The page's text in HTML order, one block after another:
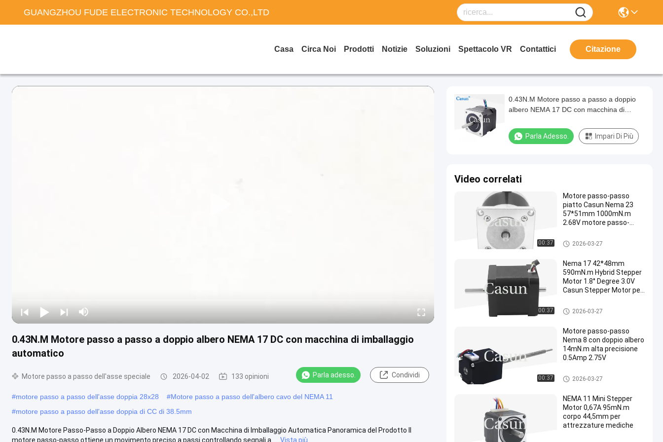
GUANGZHOU FUDE ELECTRONIC TECHNOLOGY CO.,LTD
Casa Circa Noi Prodotti Notizie Soluzioni Spettacolo VR Contattici Citazione
0.43N.M Motore passo a passo a doppio albero NEMA 17 DC con macchina di imballaggio
automatico
Motore passo a passo dell'asse speciale 2026-04-02 133 opinioni Parla adesso. Condividi
#motore passo a passo dell'asse doppia 28x28 #Motore passo a passo dell'albero cavo del NEMA 11
#motore passo a passo dell'asse doppia di CC di 38.5mm
0.43N.M Motore Passo-Passo a Doppio Albero NEMA 17 DC con Macchina di Imballaggio Automatica Panoramica del Prodotto Il
motore passo-passo ottiene un movimento preciso a passi controllando segnali a ....
Vista più
0.43N.M Motore passo a passo a doppio
albero NEMA 17 DC con macchina di
Parla Adesso. Impari Di Più
Video correlati
00:37
Motore passo-passo
piatto Casun Nema 23
57*51mm 1000mN.m
2.68V motore passo-
ingranaggi per
l'automazione
Motore passo a passo dell'as
se doppia
2026-03-27
00:37
Nema 17 42*48mm
590mN.m Hybrid Stepper
Motor 1.8° Degree 3.0V
Casun Stepper Motor per
Motore passo a passo dell'as
se doppia
2026-03-27
00:37
Motore passo-passo
Nema 8 con doppio albero
14mN.m alta precisione
0.5Amp 2.75V
Motore passo a passo dell'as
se doppia
2026-03-27
NEMA 11 Mini Stepper
Motor 0,67A 95mN.m
corpo 44,5mm per
attrezzature mediche